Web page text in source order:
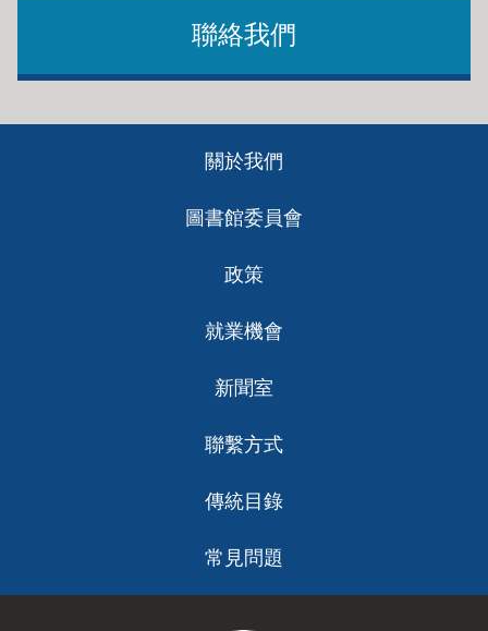
聯絡我們
關於我們
圖書館委員會
政策
就業機會
新聞室
聯繫方式
傳統目錄
常見問題